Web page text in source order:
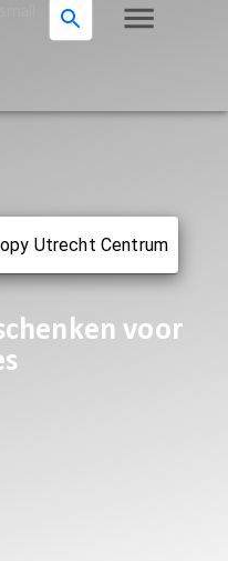
Utrecht Centrum
voor